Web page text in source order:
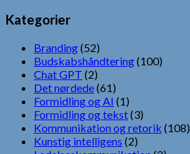
Kategorier
Branding(52)
Budskabshåndtering(100)
Chat GPT (2)
Det nørdede(61)
Formidling og AI (1)
Formidling og tekst(3)
Kommunikation og retorik (108)
Kunstig intelligens (2)